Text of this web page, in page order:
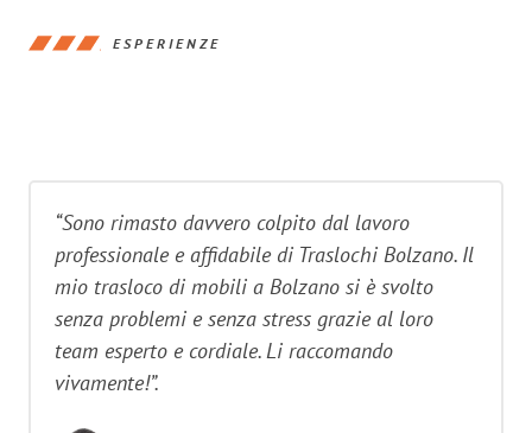
ESPERIENZE
“Sono rimasto davvero colpito dal lavoro
professionale e affidabile di Traslochi Bolzano. Il
mio trasloco di mobili a Bolzano si è svolto
senza problemi e senza stress grazie al loro
team esperto e cordiale. Li raccomando
vivamente!”.